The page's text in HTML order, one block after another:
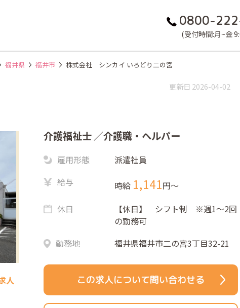
0800-
(受付時間:月~金
福井県 福井市 株式会社 シンカイ いろどり二の宮
更新日 2026-04-02
人
介護福祉士 ／介護職・ヘルパー
雇用形態
派遣社員
給与
時給 1,141円〜
休日
【休日】 シフト制 ※週1～2回
の勤務可
勤務地
福井県福井市二の宮3丁目32-21
この求人について問い合わせる